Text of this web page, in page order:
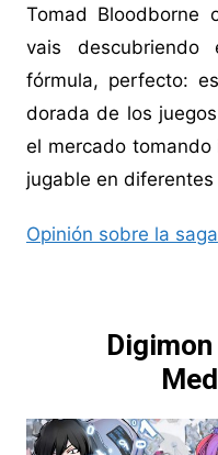
Tomad Bloodborne
vais
fórmula, perfecto:
dorada de los
el mercado
jugable en
Opinión sobre la saga